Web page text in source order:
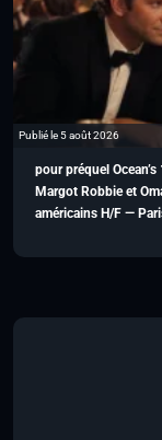
Publié le 5 août 2026
pour préquel
Margot Robbie et
américains H/F —